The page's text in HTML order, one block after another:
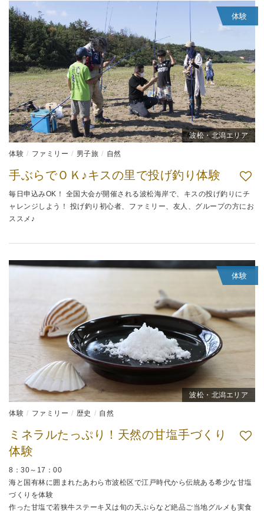
体験
波松・北潟エリア
体験 ファミリー 男子旅 自然
手ぶらでＯＫ♪キスの里で投げ釣り体験
毎日申込みOK！ 全国大会が開催される波松海岸で、キスの投げ釣りにチ
ャレンジしよう！ 投げ釣り初心者、ファミリー、友人、グループの方にお
ススメ♪
体験
波松・北潟エリア
体験 ファミリー 歴史 自然
ミネラルたっぷり！天然の甘塩手づくり
体験
8：30～17：00
海と国有林に囲まれたあわら市波松区で江戸時代から伝統ある希少な甘塩
づくりを体験
作った甘塩で若狭牛ステーキ又は旬の天ぷらなど絶品ご当地グルメも実食